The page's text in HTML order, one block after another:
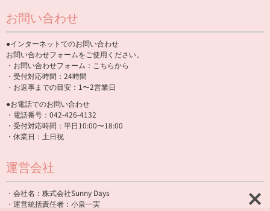
お問い合わせ
●インターネットでのお問い合わせ
お問い合わせフォームをご使用ください。
・お問い合わせフォーム： こちらから
・受付対応時間：24時間
・お返事までの目安：1〜2営業日
●お電話でのお問い合わせ
・電話番号：042-426-4132
・受付対応時間：平日10:00〜18:00
・休業日：土日祝
運営会社
・会社名：株式会社Sunny Days
・運営統括責任者：小泉一実